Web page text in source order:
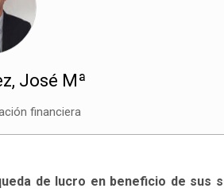
José Mª
financiera
de lucro en beneficio de sus